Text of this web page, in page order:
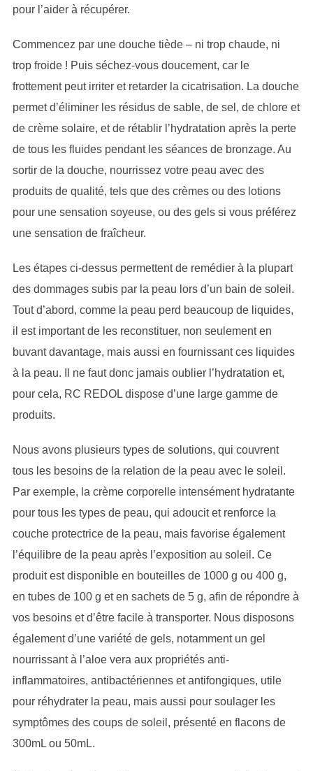
pour l’aider à récupérer.
Commencez par une douche tiède – ni trop chaude, ni
trop froide ! Puis séchez-vous doucement, car le
frottement peut irriter et retarder la cicatrisation. La douche
permet d’éliminer les résidus de sable, de sel, de chlore et
de crème solaire, et de rétablir l’hydratation après la perte
de tous les fluides pendant les séances de bronzage. Au
sortir de la douche, nourrissez votre peau avec des
produits de qualité, tels que des crèmes ou des lotions
pour une sensation soyeuse, ou des gels si vous préférez
une sensation de fraîcheur.
Les étapes ci-dessus permettent de remédier à la plupart
des dommages subis par la peau lors d’un bain de soleil.
Tout d’abord, comme la peau perd beaucoup de liquides,
il est important de les reconstituer, non seulement en
buvant davantage, mais aussi en fournissant ces liquides
à la peau. Il ne faut donc jamais oublier l’hydratation et,
pour cela, RC REDOL dispose d’une large gamme de
produits.
Nous avons plusieurs types de solutions, qui couvrent
tous les besoins de la relation de la peau avec le soleil.
Par exemple, la crème corporelle intensément hydratante
pour tous les types de peau, qui adoucit et renforce la
couche protectrice de la peau, mais favorise également
l’équilibre de la peau après l’exposition au soleil. Ce
produit est disponible en bouteilles de 1000 g ou 400 g,
en tubes de 100 g et en sachets de 5 g, afin de répondre à
vos besoins et d’être facile à transporter. Nous disposons
également d’une variété de gels, notamment un gel
nourrissant à l’aloe vera aux propriétés anti-
inflammatoires, antibactériennes et antifongiques, utile
pour réhydrater la peau, mais aussi pour soulager les
symptômes des coups de soleil, présenté en flacons de
300mL ou 50mL.